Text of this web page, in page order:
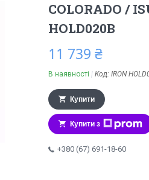
COLORADO /
HOLD020B
11 739 ₴
В наявності Код: IRON
Купити
Купити з
+380 (67) 691-18-60